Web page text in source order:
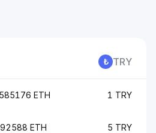
TRY
ETH 1 TRY
ETH 5 TRY